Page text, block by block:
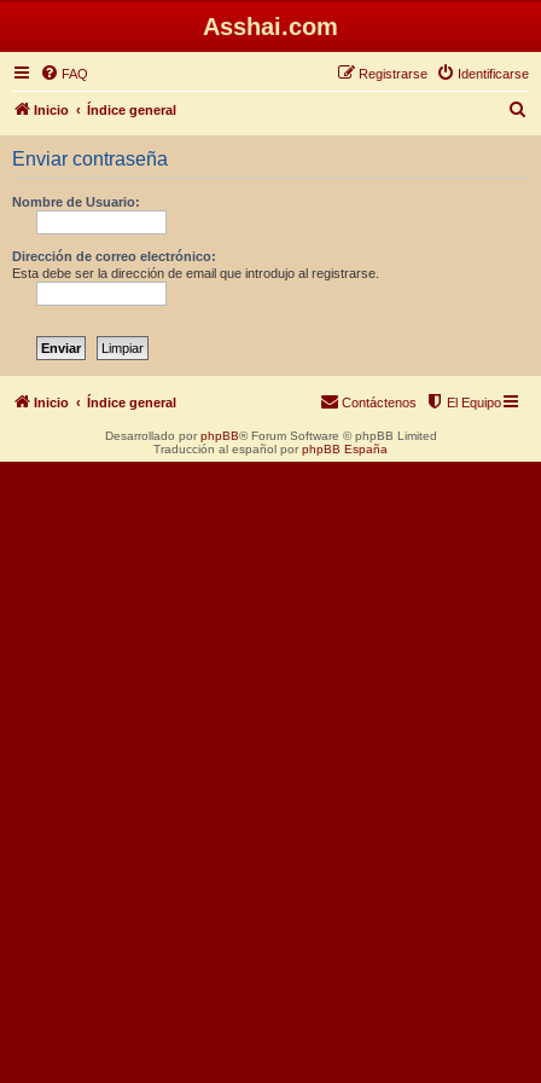
Asshai.com
FAQ Identificarse
Registrarse
Inicio Índice general
u
Enviar contraseña
Nombre de Usuario:
Dirección de correo electrónico:
Esta debe ser la dirección de email que introdujo al registrarse.
Inicio Índice general El Equipo
Contáctenos
Desarrollado por phpBB® Forum Software © phpBB Limited
Traducción al español por phpBB España